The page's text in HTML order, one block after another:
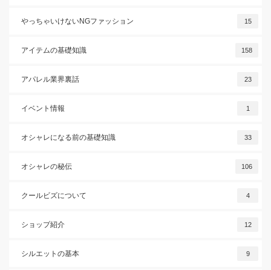
やっちゃいけないNGファッション 15
アイテムの基礎知識 158
アパレル業界裏話 23
イベント情報 1
オシャレになる前の基礎知識 33
オシャレの秘伝 106
クールビズについて 4
ショップ紹介 12
シルエットの基本 9